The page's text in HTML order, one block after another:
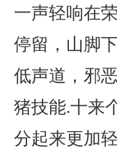
一声轻响在
停留，山脚
低声道，邪
猪技能.十来
分起来更加